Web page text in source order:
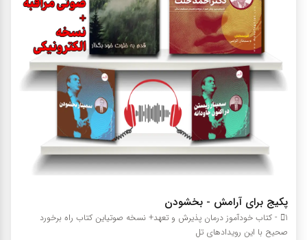
پکیج برای آرامش - بخشودن
1 - کتاب خودآموز درمان پذیرش و تعهد+ نسخه صوتیاین کتاب راه برخورد
صحیح با این رویدادهای تل